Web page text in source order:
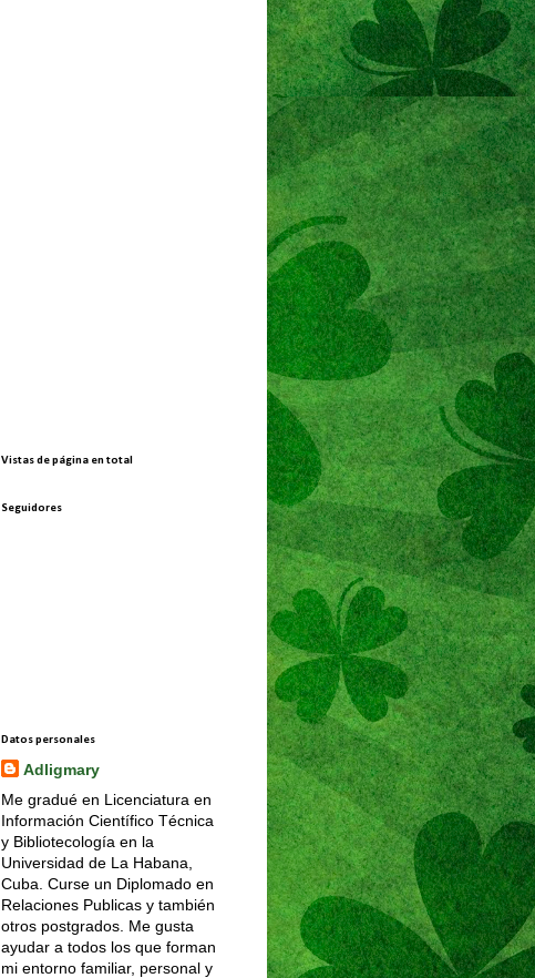
Vistas de página en total
Seguidores
Datos personales
Adligmary
Me gradué en Licenciatura en
Información Científico Técnica
y Bibliotecología en la
Universidad de La Habana,
Cuba. Curse un Diplomado en
Relaciones Publicas y también
otros postgrados. Me gusta
ayudar a todos los que forman
mi entorno familiar, personal y